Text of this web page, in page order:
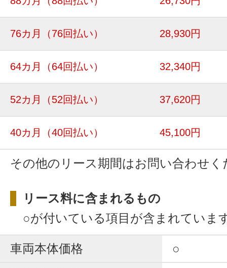
76カ月 （76回払い） 28,930円
64カ月 （64回払い） 32,340円
52カ月 （52回払い） 37,620円
40カ月 （40回払い） 45,100円
その他のリース期間はお問い合わせく
リース料に含まれるもの
○が付いている項目が含まれていま
車両本体価格
○